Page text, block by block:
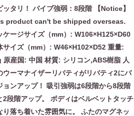
ッタリ！ バイブ強弱：8段階 【Notice】
product can't be shipped overseas.
ケージサイズ（mm）: W106×H125×D60
サイズ（mm）: W46×H102×D52 重量:
原産国: 中国 材質: シリコン,ABS樹脂 人
ウーマナイザーリバティがリバティ2にバ
ョンアップ！ 吸引強弱は6段階から8段階
2段階アップ。 ボディはベルベットタッチ
り落ち着いた雰囲気に。 ふたのマグネッ